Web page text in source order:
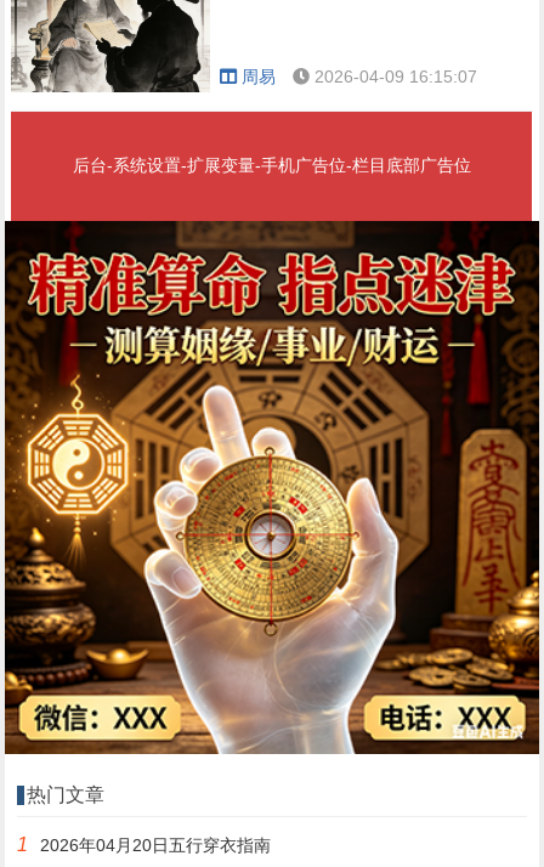
周易 2026-04-09 16:15:07
后台-系统设置-扩展变量-手机广告位-栏目底部广告位
热门文章
1 2026年04月20日五行穿衣指南